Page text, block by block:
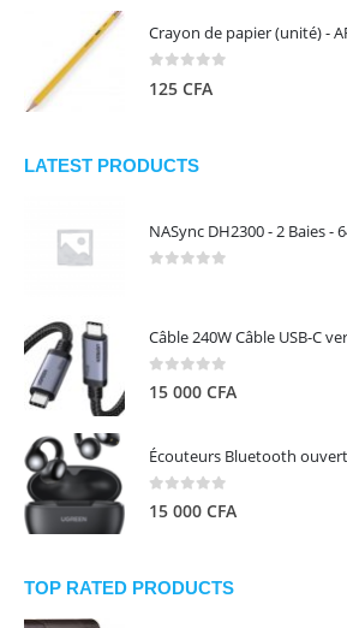
Crayon de papier (unité) -
125 CFA
LATEST PRODUCTS
NASync DH2300 - 2 Baies -
0 out of 5
15 000 CFA
0 out of 5
15 000 CFA
TOP RATED PRODUCTS